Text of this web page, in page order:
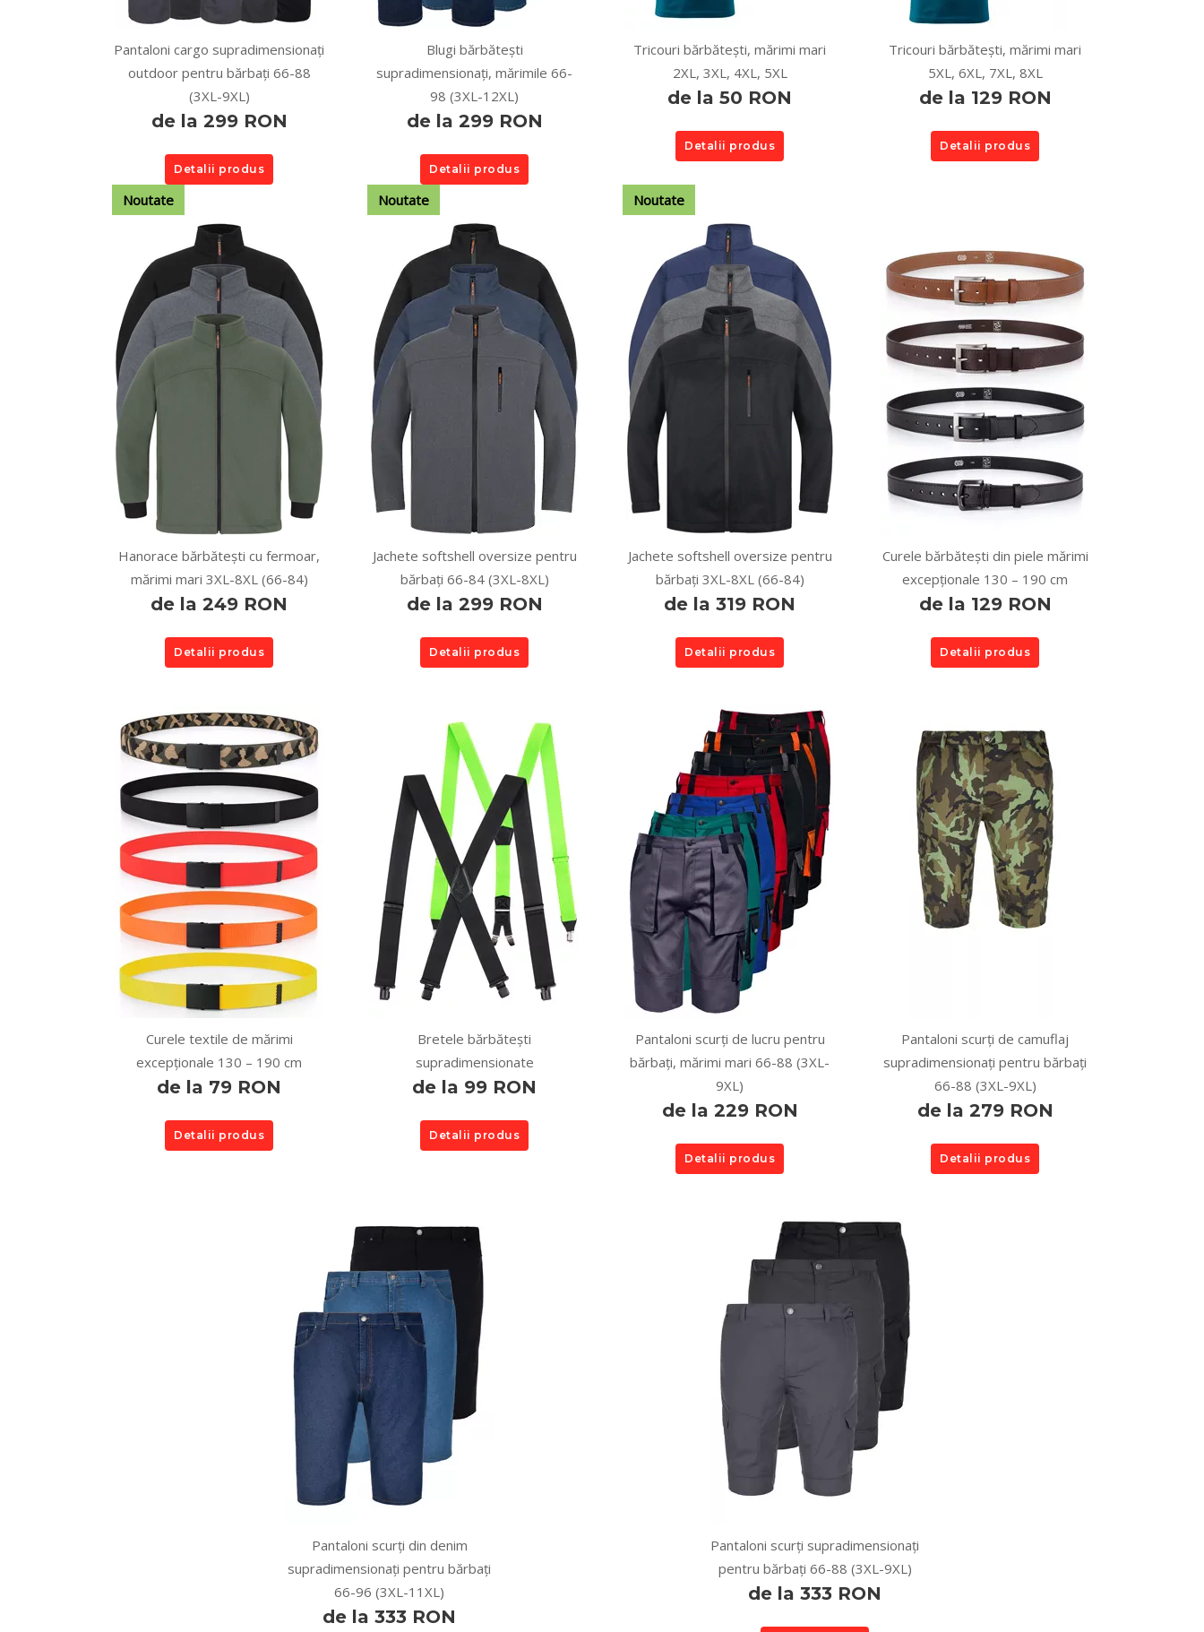
Pantaloni cargo supradimensionați
outdoor pentru bărbați 66-88
(3XL-9XL)
de la 299 RON
Detalii produs
Blugi bărbătești
supradimensionați, mărimile 66-
98 (3XL-12XL)
de la 299 RON
Detalii produs
Tricouri bărbătești, mărimi mari
2XL, 3XL, 4XL, 5XL
de la 50 RON
Detalii produs
Tricouri bărbătești, mărimi mari
5XL, 6XL, 7XL, 8XL
de la 129 RON
Detalii produs
Noutate
Hanorace bărbătești cu fermoar,
mărimi mari 3XL-8XL (66-84)
de la 249 RON
Detalii produs
Noutate
Jachete softshell oversize pentru
bărbați 66-84 (3XL-8XL)
de la 299 RON
Detalii produs
Noutate
Jachete softshell oversize pentru
bărbați 3XL-8XL (66-84)
de la 319 RON
Detalii produs
Curele bărbătești din piele mărimi
excepționale 130 – 190 cm
de la 129 RON
Detalii produs
Curele textile de mărimi
excepționale 130 – 190 cm
de la 79 RON
Detalii produs
Bretele bărbătești
supradimensionate
de la 99 RON
Detalii produs
Pantaloni scurți de lucru pentru
bărbați, mărimi mari 66-88 (3XL-
9XL)
de la 229 RON
Detalii produs
Pantaloni scurți de camuflaj
supradimensionați pentru bărbați
66-88 (3XL-9XL)
de la 279 RON
Detalii produs
Pantaloni scurți din denim
supradimensionați pentru bărbați
66-96 (3XL-11XL)
de la 333 RON
Pantaloni scurți supradimensionați
pentru bărbați 66-88 (3XL-9XL)
de la 333 RON